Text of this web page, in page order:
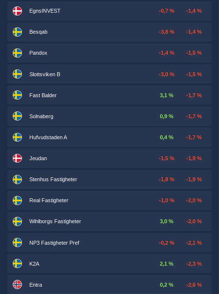
EgnsINVEST -0,7 % -1,4 %
Besqab -3,8 % -1,4 %
Pandox -1,4 % -1,5 %
Slottsviken B -3,0 % -1,5 %
Fast Balder 3,1 % -1,7 %
Solnaberg 0,9 % -1,7 %
Hufvudstaden A 0,4 % -1,7 %
Jeudan -1,5 % -1,9 %
Stenhus Fastigheter -1,8 % -1,9 %
Real Fastigheter -1,0 % -2,0 %
Wihlborgs Fastigheter 3,0 % -2,0 %
NP3 Fastigheter Pref -0,2 % -2,1 %
K2A 2,1 % -2,3 %
Entra 0,2 % -2,6 %